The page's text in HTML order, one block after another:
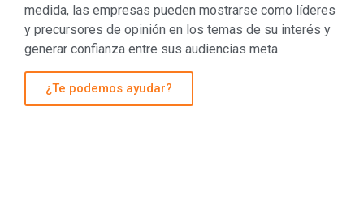
medida, las empresas pueden mostrarse como líderes
y precursores de opinión en los temas de su interés y
generar confianza entre sus audiencias meta.
¿Te podemos ayudar?